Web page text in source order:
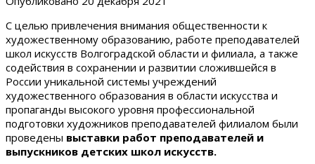
С целью привлечения внимания общественности к
художественному образованию, работе преподавателей
школ искусств Волгоградской области и филиала, а также
содействия в сохранении и развитии сложившейся в
России уникальной системы учреждений
художественного образования в области искусства и
пропаганды высокого уровня профессиональной
подготовки художников преподавателей филиалом были
проведены выставки работ преподавателей и
выпускников детских школ искусств.